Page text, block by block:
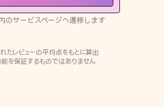
サービスページへ遷移します
レビューの平均点をもとに算出
を保証するものではありません